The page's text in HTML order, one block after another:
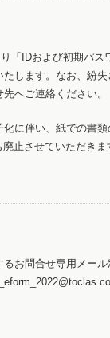
「IDおよび初期パ
します。なお、紛
へご連絡ください。
に伴い、紙での書
止させていただきま
お問合せ専用メール